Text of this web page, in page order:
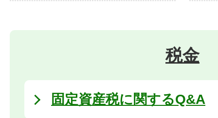
税金
固定資産税に関するQ&A